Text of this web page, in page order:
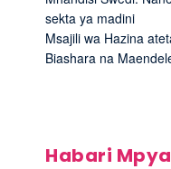
sekta ya madini
Msajili wa Hazina
Biashara na
Habari Mpya